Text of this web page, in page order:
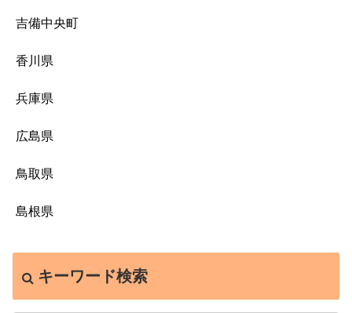
吉備中央町
香川県
兵庫県
広島県
鳥取県
島根県
キーワード検索